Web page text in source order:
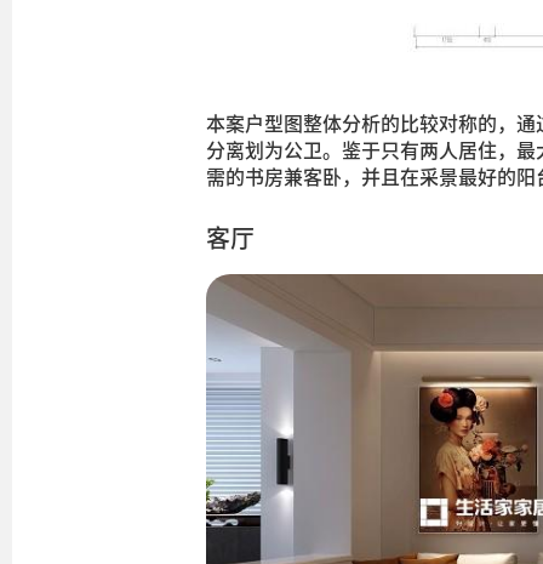
本案户型图整体分析的比较对称的，
分离划为公卫。鉴于只有两人居住，
需的书房兼客卧，并且在采景最好的阳
客厅